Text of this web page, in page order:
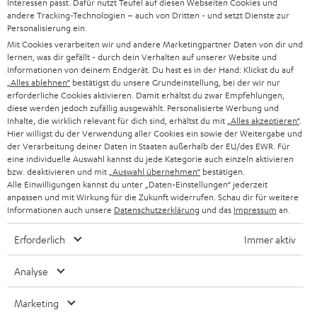
u
n
g
SOUNDBAR
STEREO
SMART HOME
BLUETOOTH-LAUTSPRECHER
KOPFHÖRER
BLUETOOTH-KOPFHÖRER
STEREOANLAGEN
LAUTSPRECHER
ULTIMA-SERIE
KARRIERE
PRESSE & MARKETING
GESCHÄFTSKUNDEN
PARTNERPROGRAMM
BLOG
NEWSLETTER
STORES
DEUTSCHLAND
ÖSTERREICH
SCHWEIZ
NIEDERLANDE
BELGIEN
FRANKREICH
SPANIEN
andere Tracking-Technologien – auch von Dritten - und setzt Dienste zur
Personalisierung ein.
Mit Cookies verarbeiten wir und andere Marketingpartner Daten von dir und
lernen, was dir gefällt - durch dein Verhalten auf unserer Website und
Informationen von deinem Endgerät. Du hast es in der Hand: Klickst du auf
„Alles ablehnen“ bestätigst du unsere Grundeinstellung, bei der wir nur
erforderliche Cookies aktivieren. Damit erhältst du zwar Empfehlungen,
diese werden jedoch zufällig ausgewählt. Personalisierte Werbung und
Inhalte, die wirklich relevant für dich sind, erhältst du mit „Alles akzeptieren“.
Hier willigst du der Verwendung aller Cookies ein sowie der Weitergabe und
der Verarbeitung deiner Daten in Staaten außerhalb der EU/des EWR. Für
eine individuelle Auswahl kannst du jede Kategorie auch einzeln aktivieren
bzw. deaktivieren und mit „Auswahl übernehmen“ bestätigen.
Alle Einwilligungen kannst du unter „Daten-Einstellungen“ jederzeit
anpassen und mit Wirkung für die Zukunft widerrufen. Schau dir für weitere
Informationen auch unsere Datenschutzerklärung und das Impressum an.
Erforderlich Immer aktiv
Analyse
Marketing